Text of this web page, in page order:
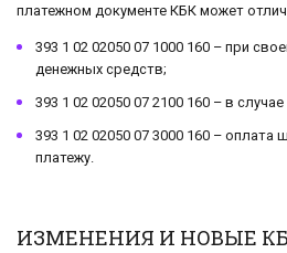
платежном документе КБК может
393 1 02 02050 07 1000 160 – при
денежных средств;
393 1 02 02050 07 2100 160 – в
393 1 02 02050 07 3000 160 –
платежу.
ИЗМЕНЕНИЯ И НОВЫЕ